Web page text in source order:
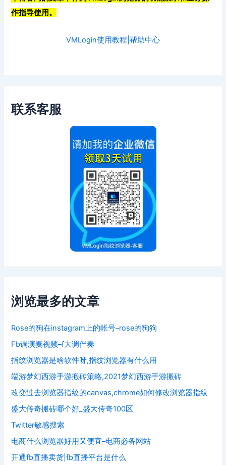
作指导使用。
VMLogin使用教程|帮助中心
联系客服
浏览最多的文章
Rose的狗在instagram上的帐号–rose的狗狗
Fb调演奏视频–f大调伴奏
指纹浏览器是啥软件呀,指纹浏览器有什么用
端游梦幻西游手游搬砖策略,2021梦幻西游手游搬砖
改变过去浏览器指纹的canvas,chrome如何修改浏览器指纹
盛大传奇搬砖哪个好_盛大传奇100区
Twitter敏感搜索
电商什么浏览器好用又便宜–电商必备网站
开通fb直播卖货|fb直播平台是什么